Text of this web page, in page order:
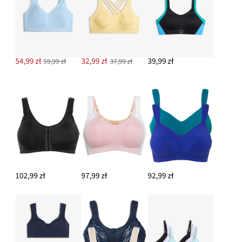
54,99 zł 59,99 zł 32,99 zł 37,99 zł 39,99 zł
102,99 zł 97,99 zł 92,99 zł